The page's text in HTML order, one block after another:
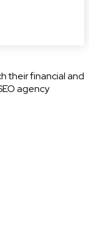
their financial and
agency